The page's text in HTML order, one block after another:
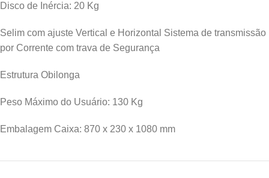
Disco de Inércia: 20 Kg
Selim com ajuste Vertical e Horizontal Sistema de transmissão
por Corrente com trava de Segurança
Estrutura Obilonga
Peso Máximo do Usuário: 130 Kg
Embalagem Caixa: 870 x 230 x 1080 mm